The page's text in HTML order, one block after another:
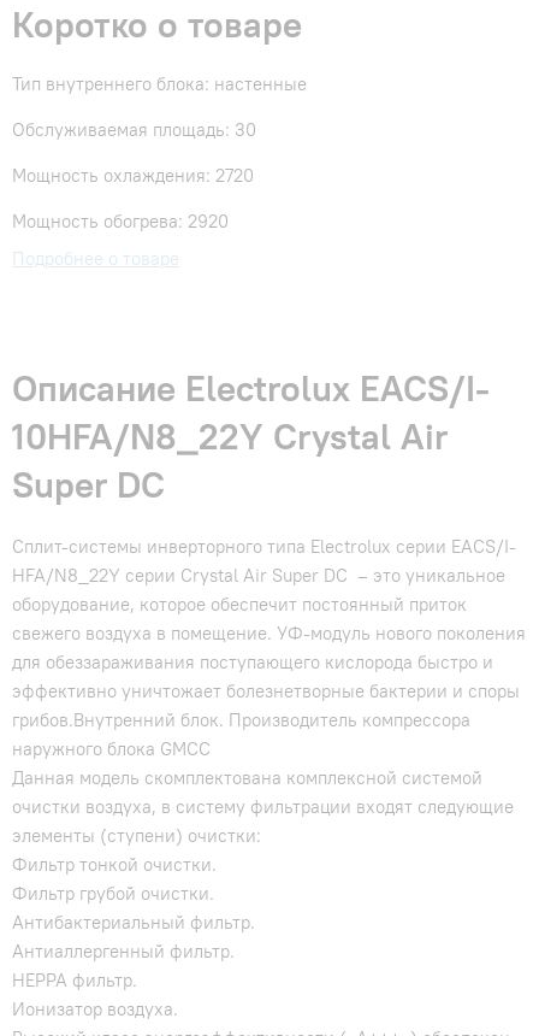
Коротко о товаре
Тип внутреннего блока: настенные
Обслуживаемая площадь: 30
Мощность охлаждения: 2720
Мощность обогрева: 2920
Подробнее о товаре
Описание Electrolux EACS/I-
10HFA/N8_22Y Crystal Air
Super DC
Сплит-системы инверторного типа Electrolux серии EACS/I-
HFA/N8_22Y серии Crystal Air Super DC – это уникальное
оборудование, которое обеспечит постоянный приток
свежего воздуха в помещение. УФ-модуль нового поколения
для обеззараживания поступающего кислорода быстро и
эффективно уничтожает болезнетворные бактерии и споры
грибов.Внутренний блок. Производитель компрессора
наружного блока GMCC
Данная модель скомплектована комплексной системой
очистки воздуха, в систему фильтрации входят следующие
элементы (ступени) очистки:
Фильтр тонкой очистки.
Фильтр грубой очистки.
Антибактериальный фильтр.
Антиаллергенный фильтр.
HEPPA фильтр.
Ионизатор воздуха.